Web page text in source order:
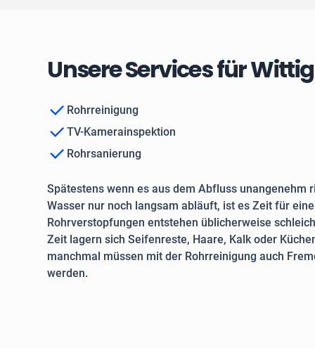
Unsere Services für
Rohrreinigung
TV-Kamerainspektion
Rohrsanierung
Spätestens wenn es aus dem Abfluss unangenehm
Wasser nur noch langsam abläuft, ist es Zeit für
Rohrverstopfungen entstehen üblicherweise
Zeit lagern sich Seifenreste, Haare, Kalk oder
manchmal müssen mit der Rohrreinigung auch
werden.